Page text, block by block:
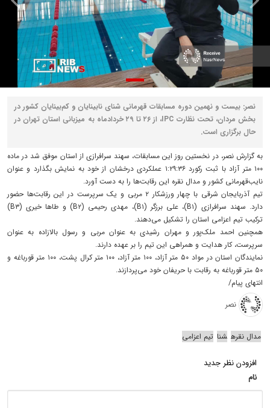
نصر: بیست و نهمین دوره مسابقات قهرمانی شنای نابینایان و کم‌بینایان کشور در
بخش مردان، تحت نظارت IPC، از ۲۶ تا ۲۹ خردادماه به میزبانی استان تهران در
حال برگزاری است.
به گزارش نصر، در نخستین روز این مسابقات، سهند سرافرازی از استان موفق شد در ماده
۱۰۰ متر آزاد با ثبت رکورد ۱:۲۹:۳۶ عملکردی درخشان از خود به نمایش بگذارد و عنوان
نایب‌قهرمانی کشور و مدال نقره این رقابت‌ها را به دست آورد.
تیم آذربایجان شرقی با چهار ورزشکار ۲ مربی و یک سرپرست در این رقابت‌ها حضور
دارد. سهند سرافرازی (B۱)، علی برزگر (B۱)، مهدی رحیمی (B۲) و طا‌ها خیری (B۳)
ترکیب تیم اعزامی استان را تشکیل می‌دهند.
همچنین احمد ملک‌پور و مهران رشیدی به عنوان مربی و رسول بالازاده به عنوان
سرپرست، کار هدایت و همراهی این تیم را بر عهده دارند.
نمایندگان استان در مواد ۵۰ متر آزاد، ۱۰۰ متر آزاد، ۱۰۰ متر کرال پشت، ۱۰۰ متر قورباغه و
۵۰ متر قورباغه به رقابت با حریفان خود می‌پردازند.
انتهای پیام/
نصر
مدال نقره شنا تیم اعزامی
افزودن نظر جدید
نام